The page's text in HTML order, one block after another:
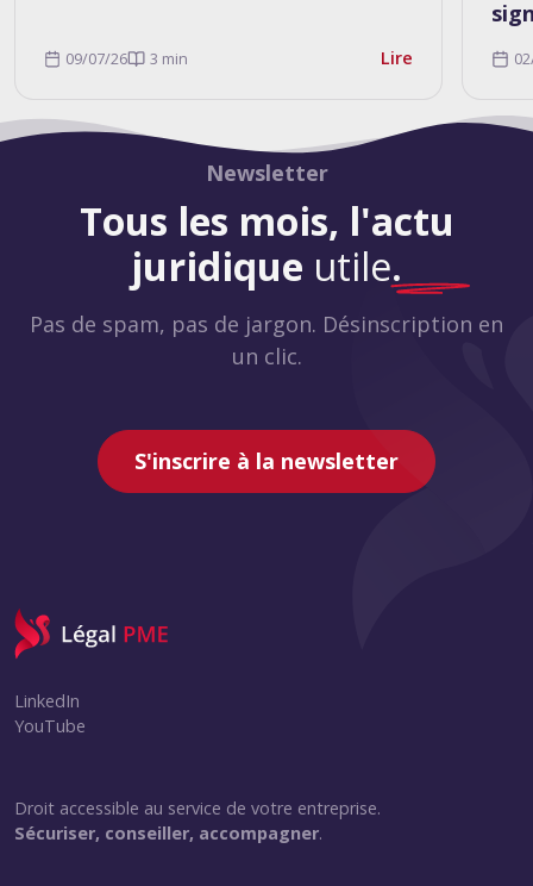
09/07/26 3 min Lire
Newsletter
Tous les mois, l'actu
juridique utile.
Pas de spam, pas de jargon. Désinscription en
un clic.
S'inscrire à la newsletter
LinkedIn
YouTube
Droit accessible au service de votre entreprise.
Sécuriser, conseiller, accompagner.